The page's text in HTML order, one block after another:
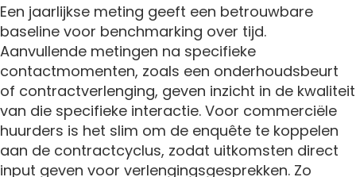
Een jaarlijkse meting geeft een betrouwbare
baseline voor benchmarking over tijd.
Aanvullende metingen na specifieke
contactmomenten, zoals een onderhoudsbeurt
of contractverlenging, geven inzicht in de kwaliteit
van die specifieke interactie. Voor commerciële
huurders is het slim om de enquête te koppelen
aan de contractcyclus, zodat uitkomsten direct
input geven voor verlengingsgesprekken. Zo